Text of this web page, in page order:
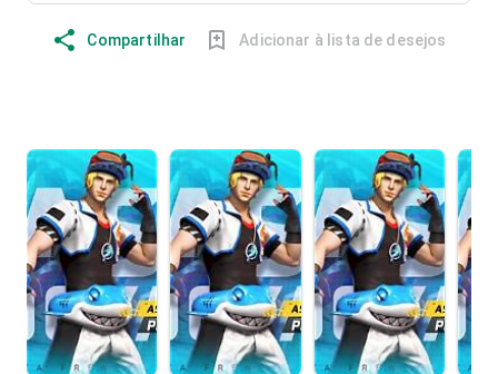
Compartilhar Adicionar à lista de desejos